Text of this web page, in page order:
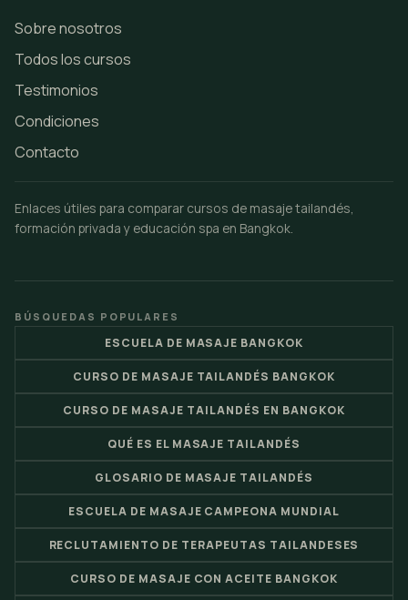
Sobre nosotros
Todos los cursos
Testimonios
Condiciones
Contacto
Enlaces útiles para comparar cursos de masaje tailandés,
formación privada y educación spa en Bangkok.
BÚSQUEDAS POPULARES
ESCUELA DE MASAJE BANGKOK
CURSO DE MASAJE TAILANDÉS BANGKOK
CURSO DE MASAJE TAILANDÉS EN BANGKOK
QUÉ ES EL MASAJE TAILANDÉS
GLOSARIO DE MASAJE TAILANDÉS
ESCUELA DE MASAJE CAMPEONA MUNDIAL
RECLUTAMIENTO DE TERAPEUTAS TAILANDESES
CURSO DE MASAJE CON ACEITE BANGKOK